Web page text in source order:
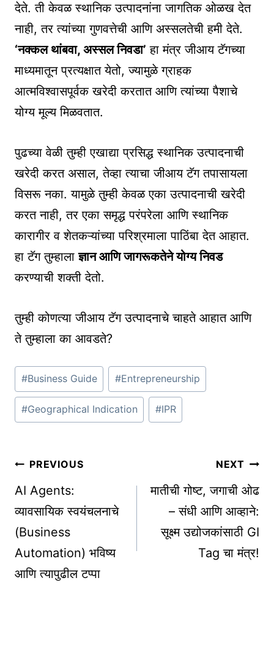
देते. ती केवळ स्थानिक उत्पादनांना जागतिक ओळख देत
नाही, तर त्यांच्या गुणवत्तेची आणि अस्सलतेची हमी देते.
‘नक्कल थांबवा, अस्सल निवडा’ हा मंत्र जीआय टॅगच्या
माध्यमातून प्रत्यक्षात येतो, ज्यामुळे ग्राहक
आत्मविश्वासपूर्वक खरेदी करतात आणि त्यांच्या पैशाचे
योग्य मूल्य मिळवतात.
पुढच्या वेळी तुम्ही एखाद्या प्रसिद्ध स्थानिक उत्पादनाची
खरेदी करत असाल, तेव्हा त्याचा जीआय टॅग तपासायला
विसरू नका. यामुळे तुम्ही केवळ एका उत्पादनाची खरेदी
करत नाही, तर एका समृद्ध परंपरेला आणि स्थानिक
कारागीर व शेतकऱ्यांच्या परिश्रमाला पाठिंबा देत आहात.
हा टॅग तुम्हालाज्ञान आणि जागरूकतेने योग्य निवड
करण्याची शक्ती देतो.
तुम्ही कोणत्या जीआय टॅग उत्पादनाचे चाहते आहात आणि
ते तुम्हाला का आवडते?
Post
Tags:
#Business Guide #Entrepreneurship
#Geographical Indication #IPR
Post
navigation
PREVIOUS
AI Agents:
व्यावसायिक स्वयंचलनाचे
(Business
Automation) भविष्य
आणि त्यापुढील टप्पा
NEXT
मातीची गोष्ट, जगाची ओढ
– संधी आणि आव्हाने:
सूक्ष्म उद्योजकांसाठी GI
Tag चा मंत्र!